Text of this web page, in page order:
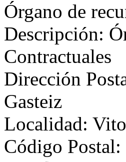
Órgano de
Descripción:
Contractuales
Dirección
Gasteiz
Localidad:
Código Postal: